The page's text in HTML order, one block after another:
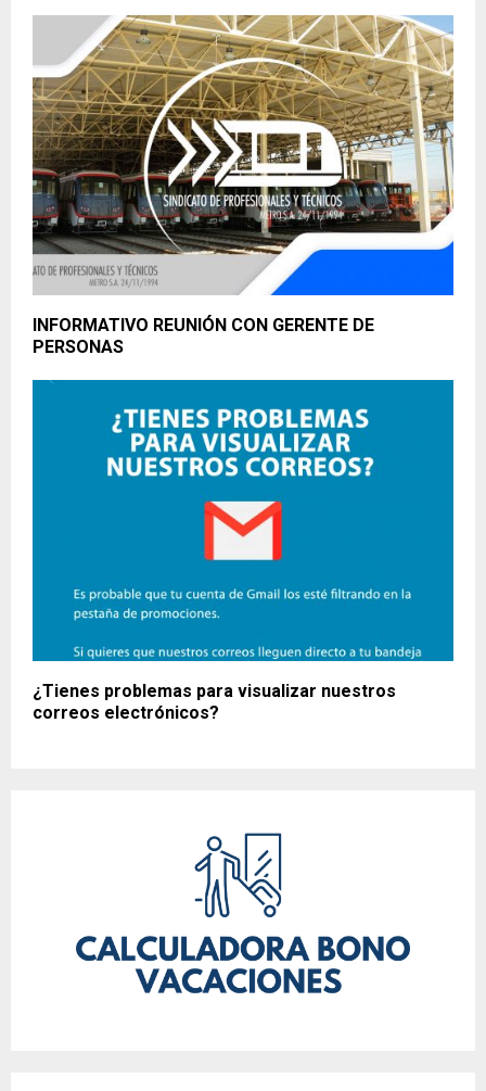
INFORMATIVO REUNIÓN CON GERENTE DE
PERSONAS
¿Tienes problemas para visualizar nuestros
correos electrónicos?